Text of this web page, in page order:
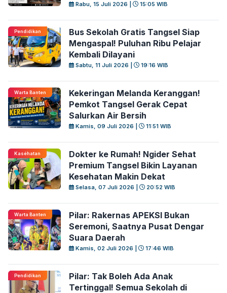
Rabu, 15 Juli 2026 | 15:05 WIB
Pendidikan
Bus Sekolah Gratis Tangsel Siap
Mengaspal! Puluhan Ribu Pelajar
Kembali Dilayani
Sabtu, 11 Juli 2026 | 19:16 WIB
Warta Banten
Kekeringan Melanda Keranggan!
Pemkot Tangsel Gerak Cepat
Salurkan Air Bersih
Kamis, 09 Juli 2026 | 11:51 WIB
Kaséhatan
Dokter ke Rumah! Ngider Sehat
Premium Tangsel Bikin Layanan
Kesehatan Makin Dekat
Selasa, 07 Juli 2026 | 20:52 WIB
Warta Banten
Pilar: Rakernas APEKSI Bukan
Seremoni, Saatnya Pusat Dengar
Suara Daerah
Kamis, 02 Juli 2026 | 17:46 WIB
Pendidikan
Pilar: Tak Boleh Ada Anak
Tertinggal! Semua Sekolah di